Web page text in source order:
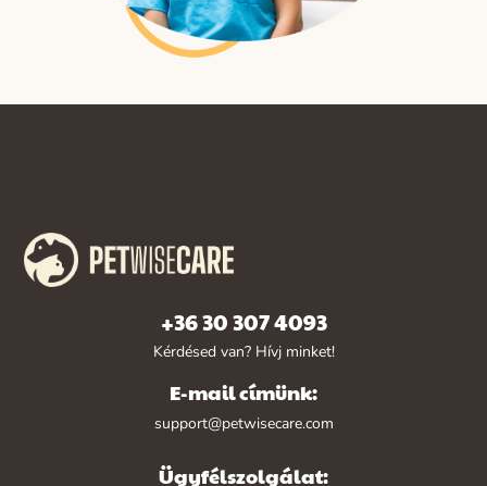
+36 30 307 4093
Kérdésed van? Hívj minket!
E-mail címünk:
support@petwisecare.com
Ügyfélszolgálat: